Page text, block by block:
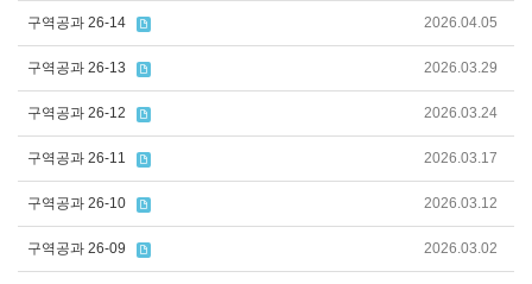
구역공과 26-14 2026.04.05
구역공과 26-13 2026.03.29
구역공과 26-12 2026.03.24
구역공과 26-11 2026.03.17
구역공과 26-10 2026.03.12
구역공과 26-09 2026.03.02